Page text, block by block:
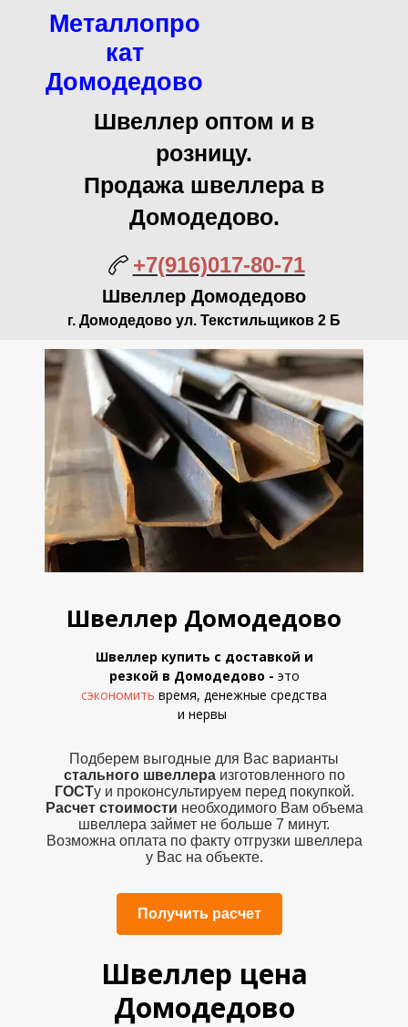
Металлопро
кат
Домодедово
Швеллер оптом и в
розницу.
Продажа швеллера в
Домодедово.
+7(916)017-80-71
Швеллер Домодедово
г. Домодедово ул. Текстильщиков 2 Б
Швеллер Домодедово
Швеллер купить с доставкой и
резкой в Домодедово - это
сэкономить время, денежные средства
и нервы
Подберем выгодные для Вас варианты
стального швеллераизготовленного по
ГОСТу и проконсультируем перед покупкой.
Расчет стоимости необходимого Вам объема
швеллера займет не больше 7 минут.
Возможна оплата по факту отгрузки швеллера
у Вас на объекте.
Получить расчет
Швеллер цена
Домодедово